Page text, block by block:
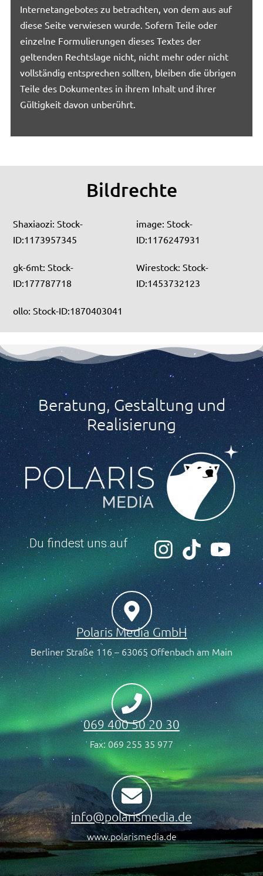
Internetangebotes zu betrachten, von dem aus auf
diese Seite verwiesen wurde. Sofern Teile oder
einzelne Formulierungen dieses Textes der
geltenden Rechtslage nicht, nicht mehr oder nicht
vollständig entsprechen sollten, bleiben die übrigen
Teile des Dokumentes in ihrem Inhalt und ihrer
Gültigkeit davon unberührt.
Bildrechte
Shaxiaozi: Stock-
ID:1173957345
gk-6mt: Stock-
ID:177787718
ollo: Stock-ID:1870403041
image: Stock-
ID:1176247931
Wirestock: Stock-
ID:1453732123
Beratung, Gestaltung und
Realisierung
Du findest uns auf
Polaris Media GmbH
Berliner Straße 116 – 63065 Offenbach am Main
069 400 50 20 30
Fax: 069 255 35 977
info@polarismedia.de
www.polarismedia.de